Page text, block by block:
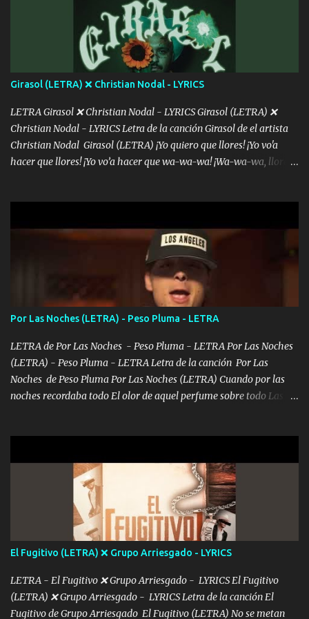
dientes Por falta de empatía le toca ser resiliente ¿Acaso eres
consciente de los followers que mueves? Parcerito, abre los ojos y
ve el poder que tienes Otro chiste malo son los nombres de tus
álbum's "José, vibras colores con la energía del diablo " ¿Si ...
Girasol (LETRA) ❌ Christian Nodal - LYRICS
LETRA Girasol ❌ Christian Nodal - LYRICS Girasol (LETRA) ❌
Christian Nodal - LYRICS Letra de la canción Girasol de el artista
Christian Nodal Girasol (LETRA) ¡Yo quiero que llores! ¡Yo vo'a
hacer que llores! ¡Yo vo’a hacer que wa-wa-wa! ¡Wa-wa-wa, llores!
intentas rimar Pobre payaso que usa a todo el mundo pa' conectar
con la gente Dices "Latino Gang" pero pisas a to'a tu gente Pa’ dar
mensajes, m'ijo, hay quе ser coherentеs Si tú no eres artista, al
menos se prudente Hoy me sabe a mierda, traigo un Balvin en los
dientes Por falta de empatía le toca ser resiliente ¿Acaso eres
consciente de los followers que mueves? Parcerito, abre los ojos y
ve el poder que tienes Otro chiste malo son los nombres de tus
álbum's "José, vibras colores con la energía del diablo " ¿Si ...
Por Las Noches (LETRA) - Peso Pluma - LETRA
LETRA de Por Las Noches - Peso Pluma - LETRA Por Las Noches
(LETRA) - Peso Pluma - LETRA Letra de la canción Por Las
Noches de Peso Pluma Por Las Noches (LETRA) Cuando por las
noches recordaba todo El olor de aquel perfume sobre todo Las
estár Pasarán... Solito me dejaras Intentar... Solo un beso y tú te vas
De mi vida... Cómo tú no hay nadie más No hay nadie
más Si te sientes sola no me llames porfa Me pongo sencible e
imagino tu sombra Clase azul es el tequila e interior la ropa Clip
cap la champagne el polvo es color rosa Me contacto un ángel eres
tú mi hermosa La que me alegra los días y sigo tomando Y
pensar... Que tú ya no vas a estar Pasarán... Solito me dejaras
Intentar... ...
El Fugitivo (LETRA) ❌ Grupo Arriesgado - LYRICS
LETRA - El Fugitivo ❌ Grupo Arriesgado - LYRICS El Fugitivo
(LETRA) ❌ Grupo Arriesgado - LYRICS Letra de la canción El
Fugitivo de Grupo Arriesgado El Fugitivo (LETRA) No se metan